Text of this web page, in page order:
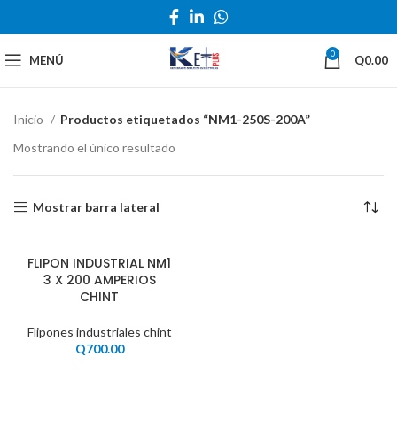
MENÚ 0 Q0.00
Inicio
Productos etiquetados “NM1-250S-200A”
Mostrando el único resultado
Mostrar barra lateral
FLIPON INDUSTRIAL NM1
3 X 200 AMPERIOS
CHINT
Flipones industriales chint
Q700.00